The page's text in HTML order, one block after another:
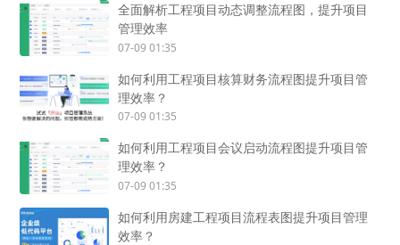
全面解析工程项目动态调整流程图，提升项目
管理效率
07-09 01:35
如何利用工程项目核算财务流程图提升项目管
理效率？
07-09 01:35
如何利用工程项目会议启动流程图提升项目管
理效率？
07-09 01:35
如何利用房建工程项目流程表图提升项目管理
效率？